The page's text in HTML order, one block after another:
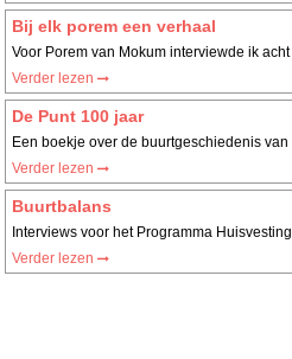
Bij elk porem een verhaal
Voor Porem van Mokum interviewde ik
Verder lezen
De Punt 100 jaar
Een boekje over de buurtgeschiedenis
Verder lezen
Buurtbalans
Interviews voor het Programma
Verder lezen